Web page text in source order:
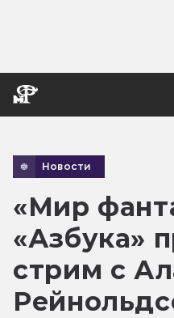
Новости
«Мир
«Азбука»
стрим с